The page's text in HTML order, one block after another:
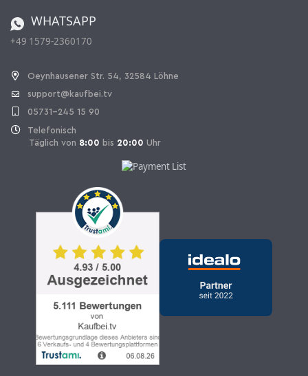
Vertrag widerrufen
WHATSAPP
+49 1579-2360170
Oeynhausener Str. 54, 32584 Löhne
support@kaufbei.tv
05731-245 15 90
Telefonisch
Täglich von 8:00 bis 20:00 Uhr